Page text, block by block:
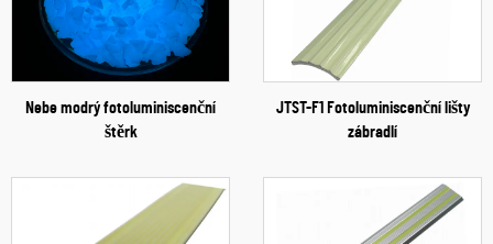
Nebe modrý fotoluminiscenční
štěrk
JTST-F1 Fotoluminiscenční lišty
zábradlí